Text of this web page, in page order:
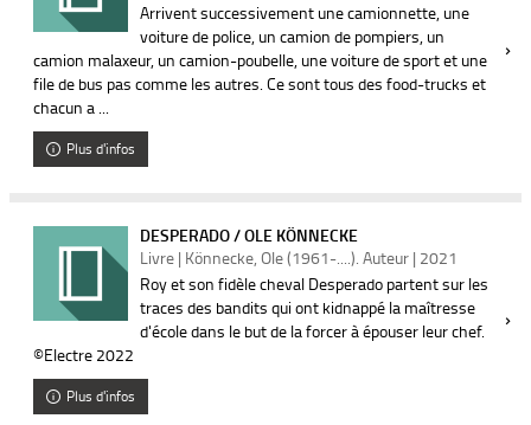
Arrivent successivement une camionnette, une
voiture de police, un camion de pompiers, un
camion malaxeur, un camion-poubelle, une voiture de sport et une
file de bus pas comme les autres. Ce sont tous des food-trucks et
chacun a ...
Plus d'infos
DESPERADO / OLE KÖNNECKE
Livre | Könnecke, Ole (1961-....). Auteur | 2021
Roy et son fidèle cheval Desperado partent sur les
traces des bandits qui ont kidnappé la maîtresse
d'école dans le but de la forcer à épouser leur chef.
©Electre 2022
Plus d'infos